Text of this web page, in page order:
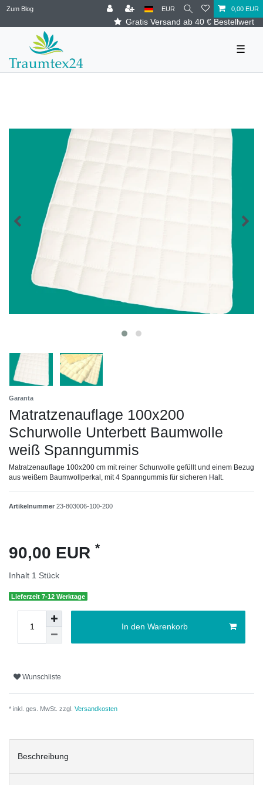
Zum Blog
Gratis Versand ab 40 € Bestellwert
EUR 0,00 EUR
☰
Garanta
Matratzenauflage 100x200
Schurwolle Unterbett Baumwolle
weiß Spanngummis
Matratzenauflage 100x200 cm mit reiner Schurwolle gefüllt und einem Bezug
aus weißem Baumwollperkal, mit 4 Spanngummis für sicheren Halt.
Artikelnummer 23-803006-100-200
90,00 EUR *
Inhalt 1 Stück
Lieferzeit 7-12 Werktage
In den Warenkorb
Wunschliste
* inkl. ges. MwSt. zzgl. Versandkosten
Beschreibung